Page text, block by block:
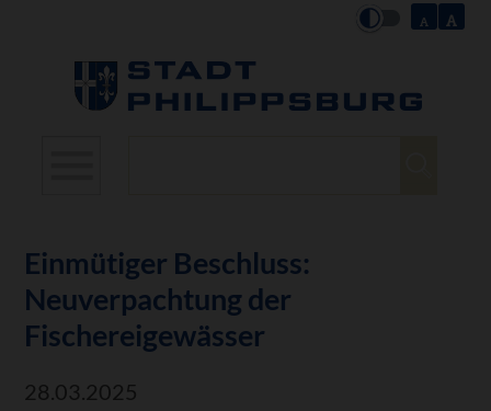
Einmütiger Beschluss:
Neuverpachtung der
Fischereigewässer
28.03.2025